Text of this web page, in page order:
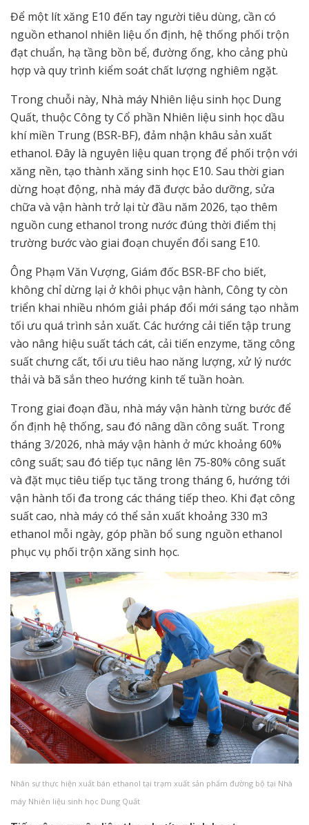
Để một lít xăng E10 đến tay người tiêu dùng, cần có
nguồn ethanol nhiên liệu ổn định, hệ thống phối trộn
đạt chuẩn, hạ tầng bồn bể, đường ống, kho cảng phù
hợp và quy trình kiểm soát chất lượng nghiêm ngặt.
Trong chuỗi này, Nhà máy Nhiên liệu sinh học Dung
Quất, thuộc Công ty Cổ phần Nhiên liệu sinh học dầu
khí miền Trung (BSR-BF), đảm nhận khâu sản xuất
ethanol. Đây là nguyên liệu quan trọng để phối trộn với
xăng nền, tạo thành xăng sinh học E10. Sau thời gian
dừng hoạt động, nhà máy đã được bảo dưỡng, sửa
chữa và vận hành trở lại từ đầu năm 2026, tạo thêm
nguồn cung ethanol trong nước đúng thời điểm thị
trường bước vào giai đoạn chuyển đổi sang E10.
Ông Phạm Văn Vượng, Giám đốc BSR-BF cho biết,
không chỉ dừng lại ở khôi phục vận hành, Công ty còn
triển khai nhiều nhóm giải pháp đổi mới sáng tạo nhằm
tối ưu quá trình sản xuất. Các hướng cải tiến tập trung
vào nâng hiệu suất tách cát, cải tiến enzyme, tăng công
suất chưng cất, tối ưu tiêu hao năng lượng, xử lý nước
thải và bã sắn theo hướng kinh tế tuần hoàn.
Trong giai đoạn đầu, nhà máy vận hành từng bước để
ổn định hệ thống, sau đó nâng dần công suất. Trong
tháng 3/2026, nhà máy vận hành ở mức khoảng 60%
công suất; sau đó tiếp tục nâng lên 75-80% công suất
và đặt mục tiêu tiếp tục tăng trong tháng 6, hướng tới
vận hành tối đa trong các tháng tiếp theo. Khi đạt công
suất cao, nhà máy có thể sản xuất khoảng 330 m3
ethanol mỗi ngày, góp phần bổ sung nguồn ethanol
phục vụ phối trộn xăng sinh học.
Nhân sự thực hiện xuất bán ethanol tại trạm xuất sản phẩm đường bộ tại Nhà
máy Nhiên liệu sinh học Dung Quất